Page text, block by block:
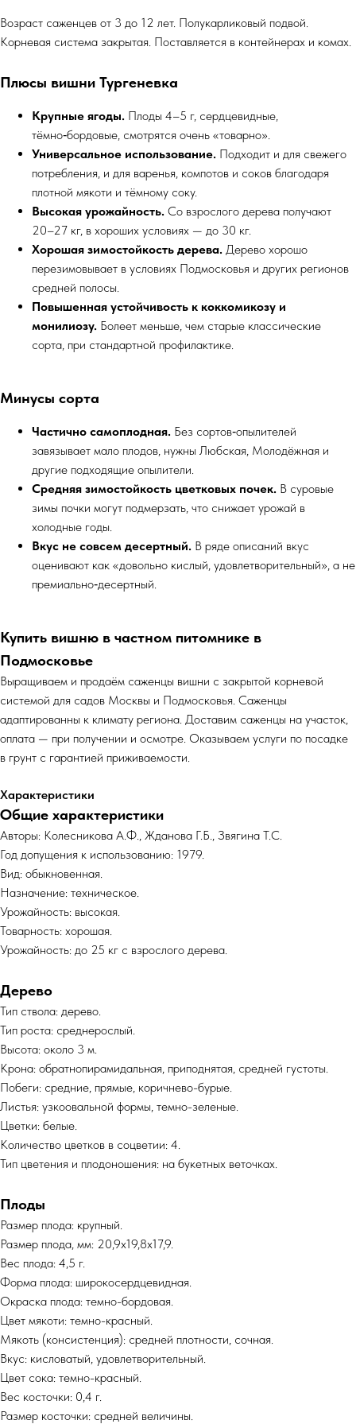
Возраст саженцев от 3 до 12 лет. Полукарликовый подвой.
Корневая система закрытая. Поставляется в контейнерах и комах.
Плюсы вишни Тургеневка
Крупные ягоды. Плоды 4–5 г, сердцевидные,
тёмно‑бордовые, смотрятся очень «товарно».
Универсальное использование. Подходит и для свежего
потребления, и для варенья, компотов и соков благодаря
плотной мякоти и тёмному соку.
Высокая урожайность. Со взрослого дерева получают
20–27 кг, в хороших условиях — до 30 кг.
Хорошая зимостойкость дерева. Дерево хорошо
перезимовывает в условиях Подмосковья и других регионов
средней полосы.​
Повышенная устойчивость к коккомикозу и
монилиозу. Болеет меньше, чем старые классические
сорта, при стандартной профилактике.
Минусы сорта
Частично самоплодная. Без сортов‑опылителей
завязывает мало плодов, нужны Любская, Молодёжная и
другие подходящие опылители.
Средняя зимостойкость цветковых почек. В суровые
зимы почки могут подмерзать, что снижает урожай в
холодные годы.
Вкус не совсем десертный. В ряде описаний вкус
оценивают как «довольно кислый, удовлетворительный», а не
премиально‑десертный.
Купить вишню в частном питомнике в
Подмосковье
Выращиваем и продаём саженцы вишни с закрытой корневой
системой для садов Москвы и Подмосковья. Саженцы
адаптированны к климату региона. Доставим саженцы на участок,
оплата — при получении и осмотре. Оказываем услуги по посадке
в грунт с гарантией приживаемости.
Характеристики
Общие характеристики
Авторы: Колесникова А.Ф., Жданова Г.Б., Звягина Т.С.
Год допущения к использованию: 1979.
Вид: обыкновенная.
Назначение: техническое.
Урожайность: высокая.
Товарность: хорошая.
Урожайность: до 25 кг с взрослого дерева.
Дерево
Тип ствола: дерево.
Тип роста: среднерослый.
Высота: около 3 м.
Крона: обратнопирамидальная, приподнятая, средней густоты.
Побеги: средние, прямые, коричнево-бурые.
Листья: узкоовальной формы, темно-зеленые.
Цветки: белые.
Количество цветков в соцветии: 4.
Тип цветения и плодоношения: на букетных веточках.
Плоды
Размер плода: крупный.
Размер плода, мм: 20,9х19,8х17,9.
Вес плода: 4,5 г.
Форма плода: широкосердцевидная.
Окраска плода: темно-бордовая.
Цвет мякоти: темно-красный.
Мякоть (консистенция): средней плотности, сочная.
Вкус: кисловатый, удовлетворительный.
Цвет сока: темно-красный.
Вес косточки: 0,4 г.
Размер косточки: средней величины.